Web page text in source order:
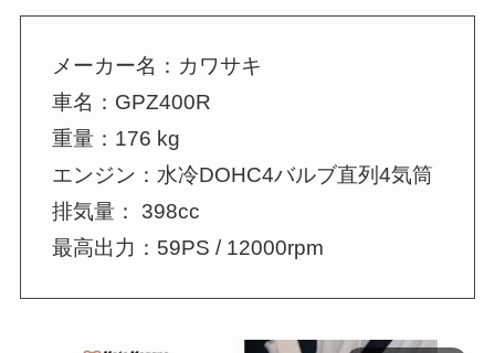
メーカー名：カワサキ
車名：GPZ400R
重量：176 kg
エンジン：水冷DOHC4バルブ直列4気筒
排気量： 398cc
最高出力：59PS / 12000rpm